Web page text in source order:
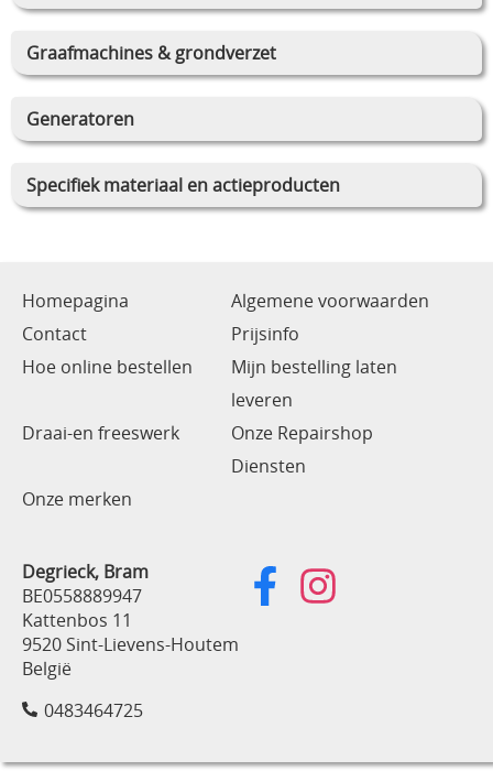
Graafmachines & grondverzet
Generatoren
Specifiek materiaal en actieproducten
Homepagina
Algemene voorwaarden
Contact
Prijsinfo
Hoe online bestellen
Mijn bestelling laten
leveren
Draai-en freeswerk
Onze Repairshop
Diensten
Onze merken
Degrieck, Bram
BE0558889947
Kattenbos 11
9520 Sint-Lievens-Houtem
België
0483464725